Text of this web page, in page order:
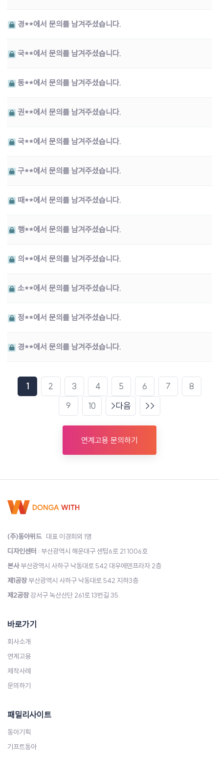
경**에서 문의를 남겨주셨습니다.
국**에서 문의를 남겨주셨습니다.
동**에서 문의를 남겨주셨습니다.
권**에서 문의를 남겨주셨습니다.
국**에서 문의를 남겨주셨습니다.
구**에서 문의를 남겨주셨습니다.
때**에서 문의를 남겨주셨습니다.
행**에서 문의를 남겨주셨습니다.
의**에서 문의를 남겨주셨습니다.
소**에서 문의를 남겨주셨습니다.
정**에서 문의를 남겨주셨습니다.
경**에서 문의를 남겨주셨습니다.
1 2 3 4 5 6 7
8
9
10 다음
연계고용 문의하기
(주)동아위드대표 이경희외 1명
디자인센터 : 부산광역시 해운대구 센텀6로 21 1006호
본사부산광역시 사하구 낙동대로 542 대우에덴프라자 2층
제1공장부산광역시 사하구 낙동대로 542 지하3층
제2공장강서구 녹산산단 261로 13번길 35
바로가기
회사소개
연계고용
제작사례
문의하기
패밀리사이트
동아기획
기프트동아